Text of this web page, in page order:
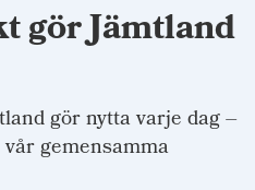
gör Jämtland
gör nytta varje dag –
gemensamma